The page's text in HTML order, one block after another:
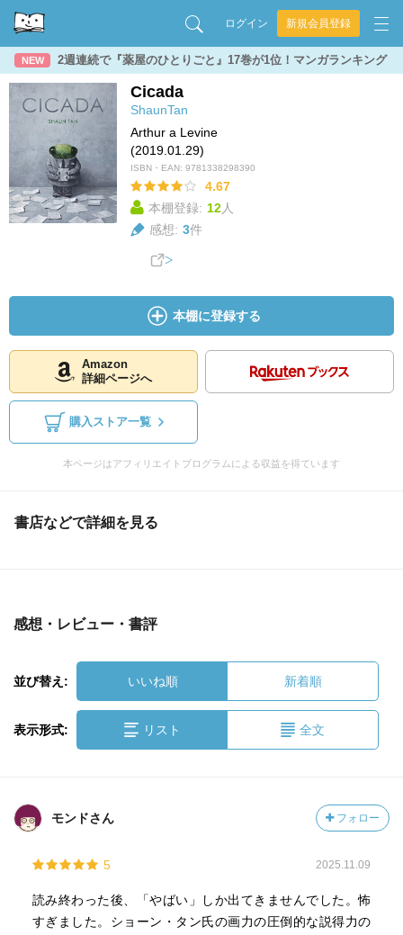
ログイン 新規会員登録
NEW 2週連続で『薬屋のひとりごと』17巻が1位！マンガランキング
Cicada
ShaunTan
Arthur a Levine
(2019.01.29)
ISBN・EAN: 9781338298390
4.67
本棚登録: 12人
感想: 3件
本棚に登録する
Amazon
詳細ページへ
購入ストア一覧
本ページはアフィリエイトプログラムによる収益を得ています
書店などで詳細を見る
感想・レビュー・書評
並び替え: いいね順 新着順
表示形式: リスト 全文
モンドさん フォロー
5 2025.11.09
読み終わった後、「やばい」しか出てきませんでした。怖
すぎました。ショーン・タン氏の画力の圧倒的な説得力の